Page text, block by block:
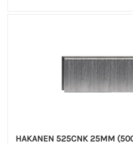
HAKANEN 525CNK 25MM